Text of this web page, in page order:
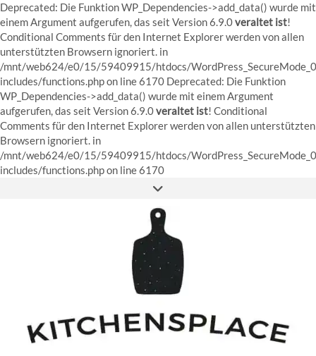
Deprecated: Die Funktion WP_Dependencies->add_data() wurde mit
einem Argument aufgerufen, das seit Version 6.9.0veraltet ist!
Conditional Comments für den Internet Explorer werden von allen
unterstützten Browsern ignoriert. in
/mnt/web624/e0/15/59409915/htdocs/
includes/functions.php on line 6170 Deprecated: Die Funktion
WP_Dependencies->add_data() wurde mit einem Argument
aufgerufen, das seit Version 6.9.0veraltet ist! Conditional
Comments für den Internet Explorer werden von allen unterstützten
Browsern ignoriert. in
/mnt/web624/e0/15/59409915/htdocs/
includes/functions.php on line 6170Skip
FACEBOOK
INSTAGRAM